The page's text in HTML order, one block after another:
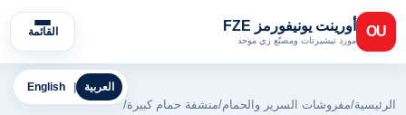
OU أورينت يونيفورمز FZE
مورد تيشيرتات ومصنّع زي موحد
القائمة
English العربية
الرئيسية/مفروشات السرير والحمام/منشفة حمام كبيرة/